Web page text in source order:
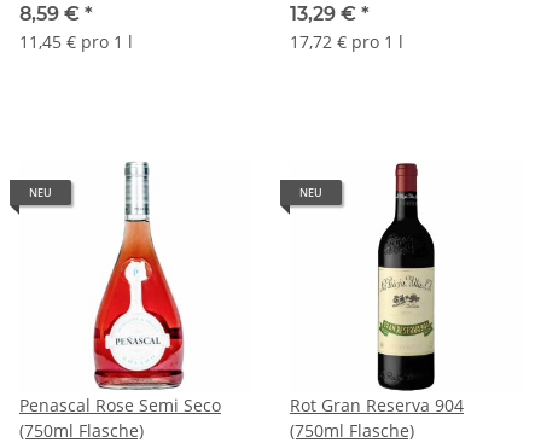
8,59 € *
11,45 € pro 1 l
13,29 € *
17,72 € pro 1 l
NEU
Penascal Rose Semi Seco
(750ml Flasche)
NEU
Rot Gran Reserva 904
(750ml Flasche)